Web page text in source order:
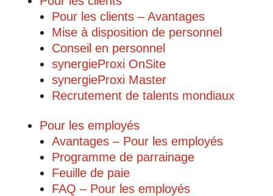
Pour les clients – Avantages
Mise à disposition de personnel
Conseil en personnel
synergieProxi OnSite
synergieProxi Master
Recrutement de talents mondiaux
Pour les employés
Avantages – Pour les employés
Programme de parrainage
Feuille de paie
FAQ – Pour les employés